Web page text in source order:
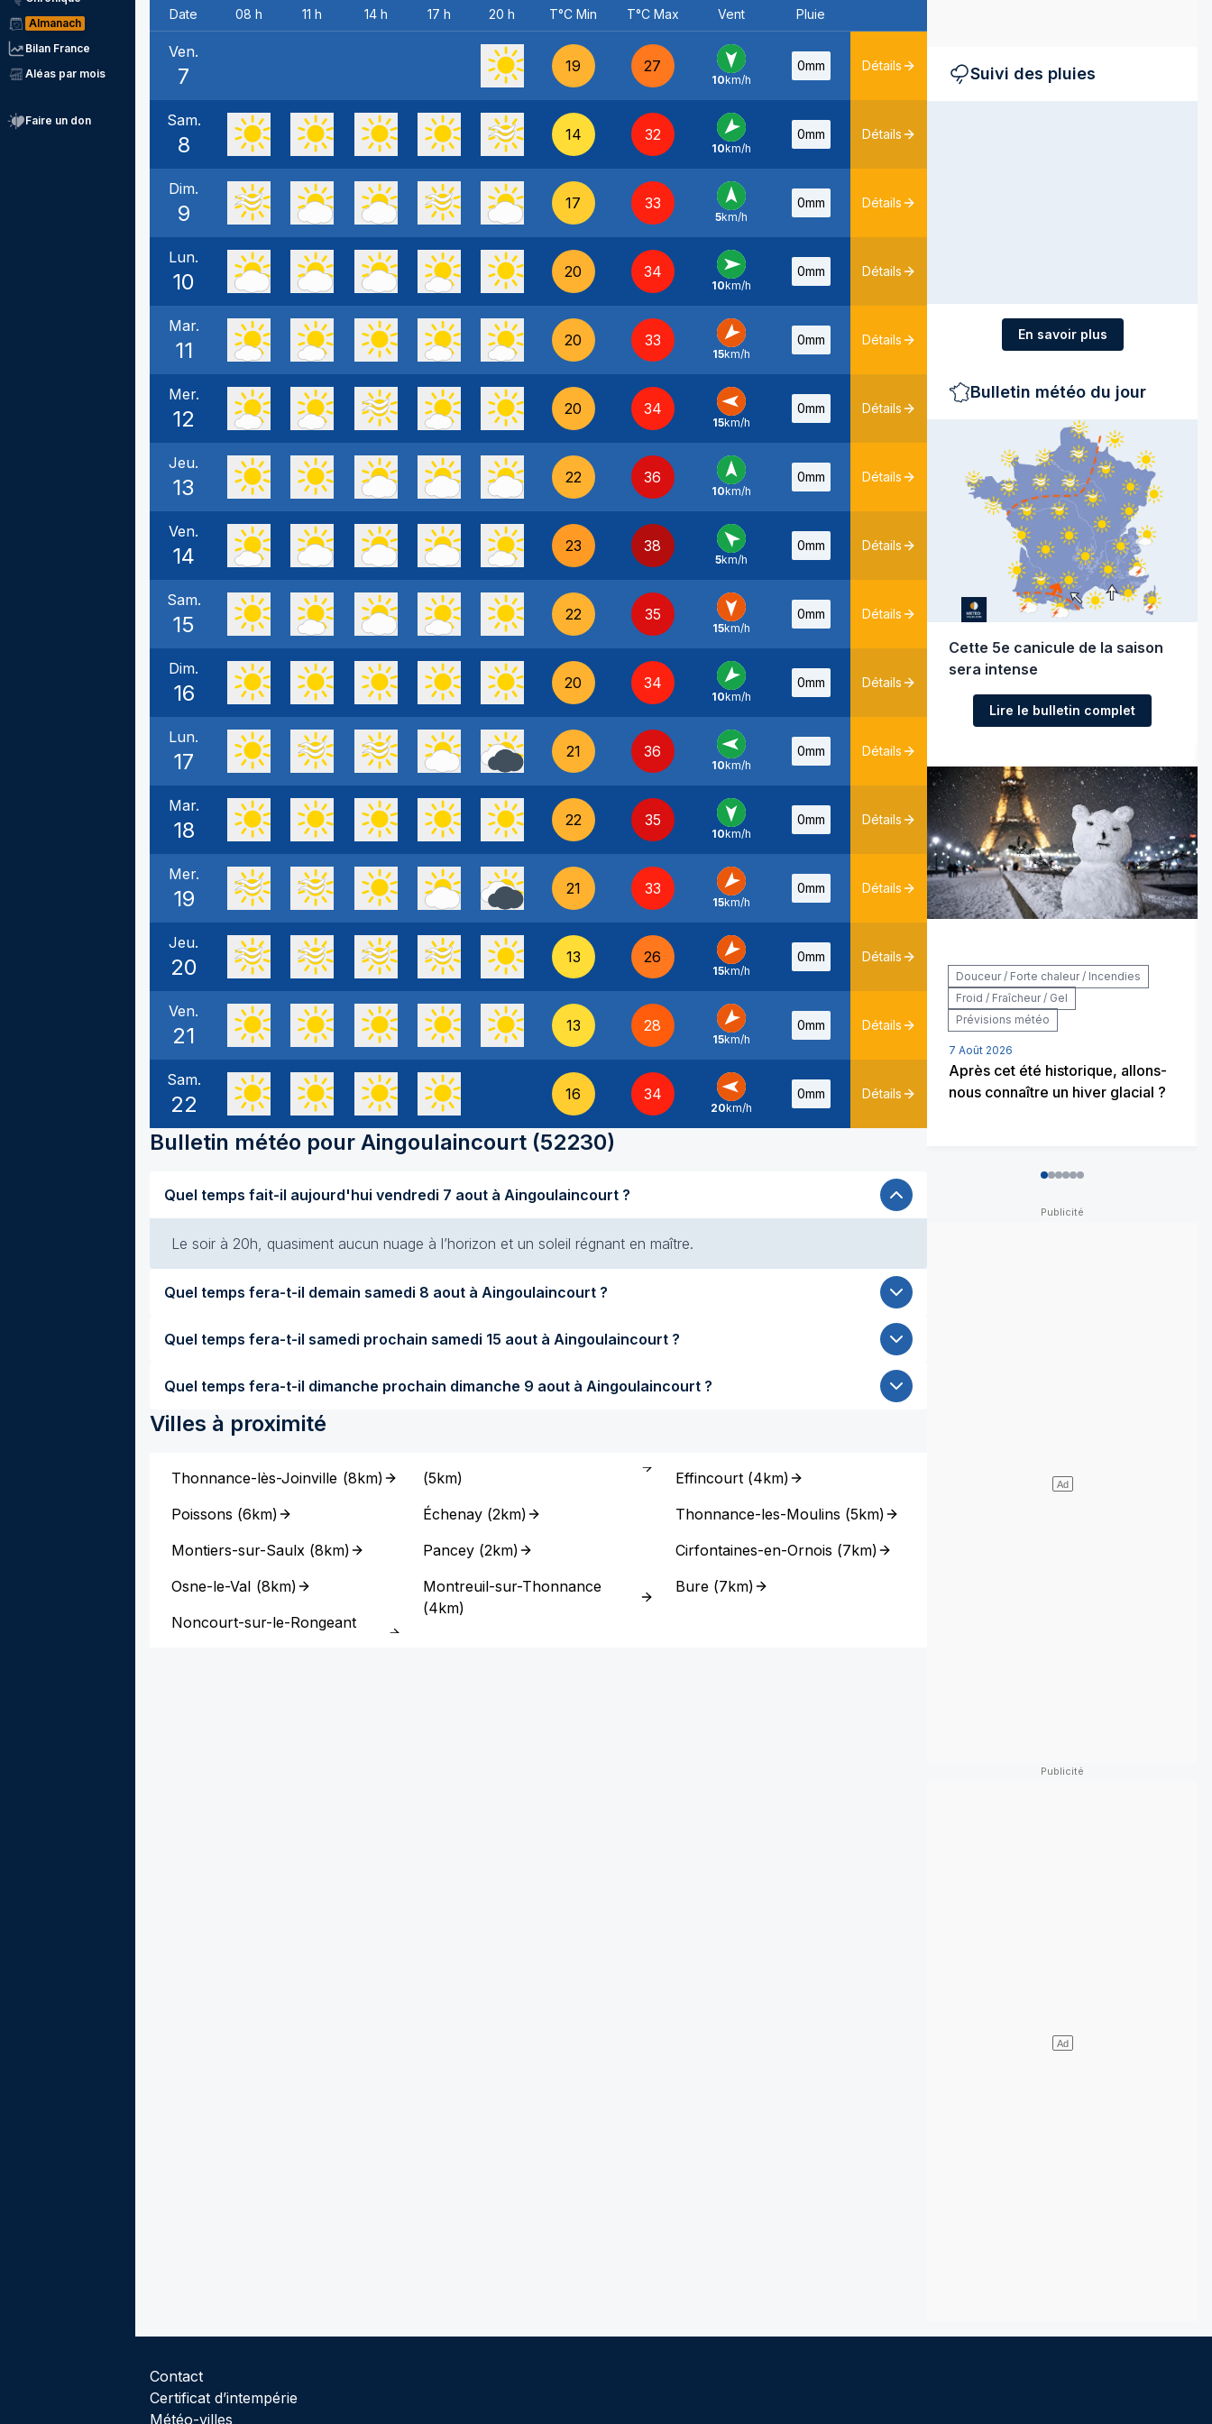
Almanach
Bilan France
Aléas par mois
Faire un don
Date 08 h 11 h 14 h 17 h 20 h T°C Min T°C Max Vent Pluie
Ven.
7 19 27
N -
10km/h
0mm Détails
Sam.
8 14 32
NE -
10km/h
0mm Détails
Dim.
9 17 33
S -
5km/h
0mm Détails
Lun.
10 20 34
O -
10km/h
0mm Détails
Mar.
11 20 33
NE -
15km/h
0mm Détails
Mer.
12 20 34
E -
15km/h
0mm Détails
Jeu.
13 22 36
S -
10km/h
0mm Détails
Ven.
14 23 38
SE -
5km/h
0mm Détails
Sam.
15 22 35
N -
15km/h
0mm Détails
Dim.
16 20 34
NE -
10km/h
0mm Détails
Lun.
17 21 36
E -
10km/h
0mm Détails
Mar.
18 22 35
N -
10km/h
0mm Détails
Mer.
19 21 33
NE -
15km/h
0mm Détails
Jeu.
20 13 26
NE -
15km/h
0mm Détails
Ven.
21 13 28
NE -
15km/h
0mm Détails
Sam.
22 16 34
E -
20km/h
0mm Détails
Bulletin météo pour Aingoulaincourt (52230)
Quel temps fait-il aujourd'hui vendredi 7 aout à Aingoulaincourt ?
Le soir à 20h, quasiment aucun nuage à l’horizon et un soleil régnant en maître.
Quel temps fera-t-il demain samedi 8 aout à Aingoulaincourt ?
Quel temps fera-t-il samedi prochain samedi 15 aout à Aingoulaincourt ?
Quel temps fera-t-il dimanche prochain dimanche 9 aout à Aingoulaincourt ?
Villes à proximité
Thonnance-lès-Joinville (8km)
Poissons (6km)
Montiers-sur-Saulx (8km)
Osne-le-Val (8km)
Noncourt-sur-le-Rongeant
(5km)
Échenay (2km)
Pancey (2km)
Montreuil-sur-Thonnance
(4km)
Effincourt(4km)
Thonnance-les-Moulins (5km)
Cirfontaines-en-Ornois (7km)
Bure(7km)
Suivi des pluies
En savoir plus
Bulletin météo du jour
Cette 5e canicule de la saison
sera intense
Lire le bulletin complet
Douceur / Forte chaleur / Incendies
Froid / Fraîcheur / Gel
Prévisions météo
7 Août 2026
Après cet été historique, allons-
nous connaître un hiver glacial ?
Contact
Certificat d’intempérie
Météo-villes